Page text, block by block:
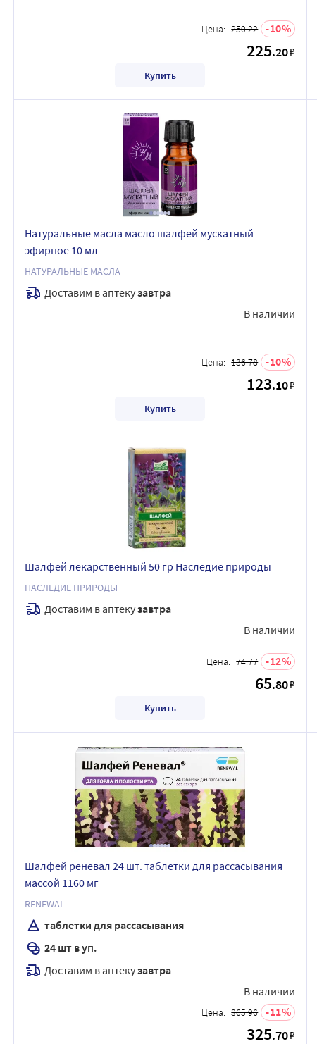
Цена: 250.22 10
225.20₽
Купить
Натуральные масла масло шалфей мускатный
эфирное 10 мл
НАТУРАЛЬНЫЕ МАСЛА
Доставим в аптекузавтра
В наличии
Цена: 136.78 10
123.10₽
Купить
Шалфей лекарственный 50 гр Наследие природы
НАСЛЕДИЕ ПРИРОДЫ
Доставим в аптекузавтра
В наличии
Цена: 74.77 12
65.80₽
Купить
Шалфей реневал 24 шт. таблетки для рассасывания
массой 1160 мг
RENEWAL
таблетки для рассасывания
24 шт в уп.
Доставим в аптекузавтра
В наличии
Цена: 365.96 11
325.70₽